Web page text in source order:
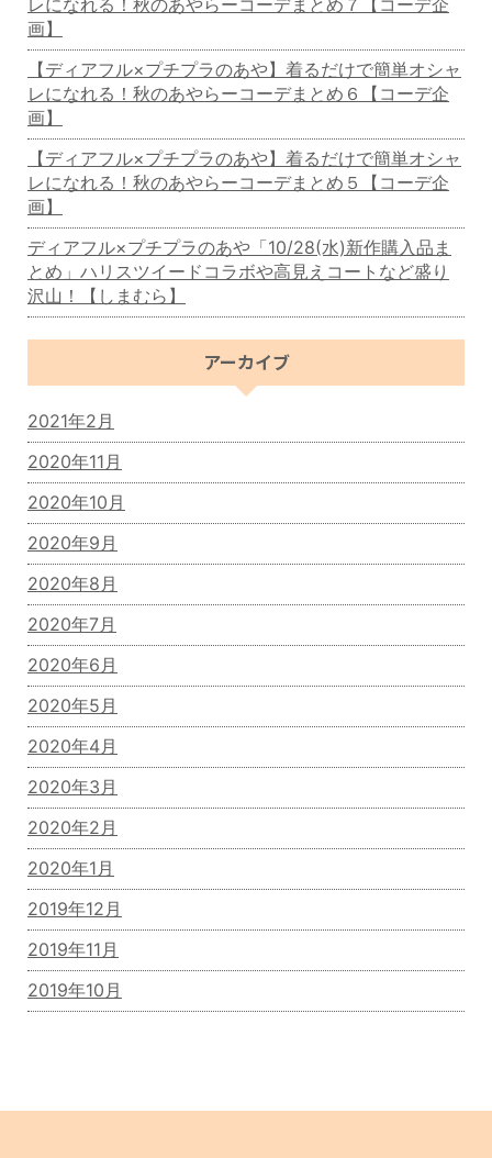
画】
【ディアフル×プチプラのあや】着るだけで簡単オシャ
レになれる！秋のあやらーコーデまとめ６【コーデ企
画】
【ディアフル×プチプラのあや】着るだけで簡単オシャ
レになれる！秋のあやらーコーデまとめ５【コーデ企
画】
ディアフル×プチプラのあや「10/28(水)新作購入品ま
とめ」ハリスツイードコラボや高見えコートなど盛り
沢山！【しまむら】
アーカイブ
2021年2月
2020年11月
2020年10月
2020年9月
2020年8月
2020年7月
2020年6月
2020年5月
2020年4月
2020年3月
2020年2月
2020年1月
2019年12月
2019年11月
2019年10月